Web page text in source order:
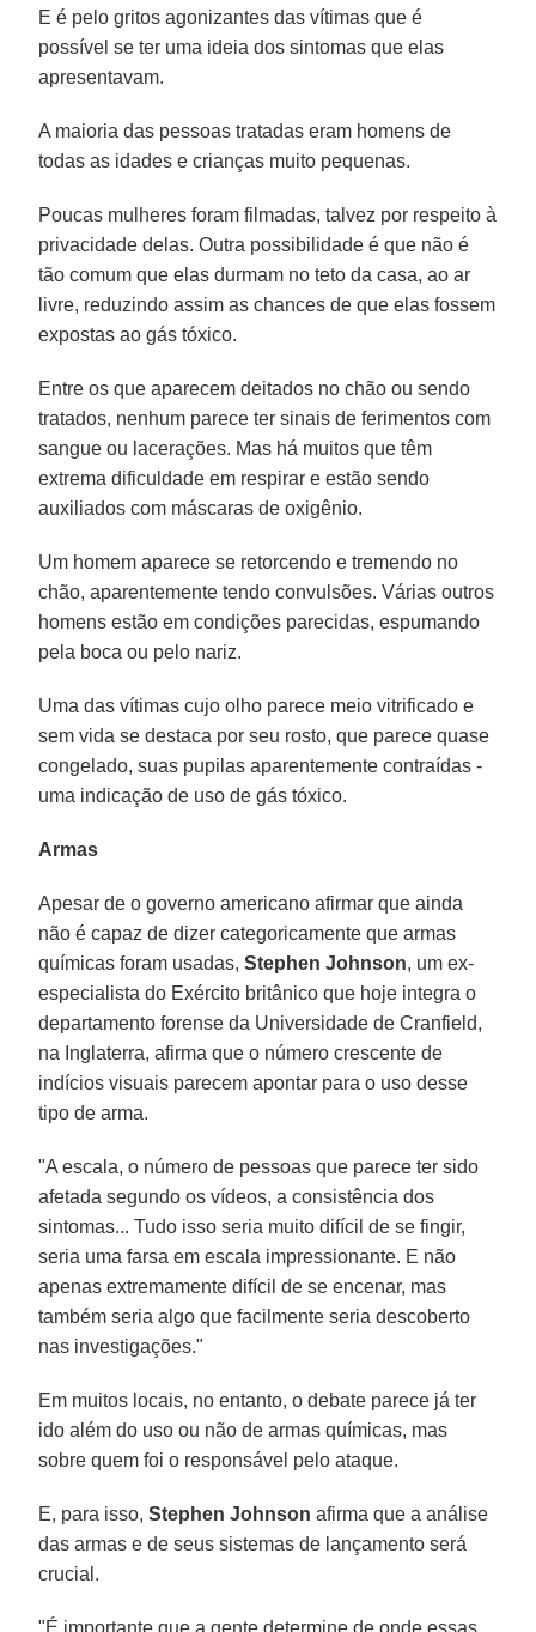
E é pelo gritos agonizantes das vítimas que é
possível se ter uma ideia dos sintomas que elas
apresentavam.
A maioria das pessoas tratadas eram homens de
todas as idades e crianças muito pequenas.
Poucas mulheres foram filmadas, talvez por respeito à
privacidade delas. Outra possibilidade é que não é
tão comum que elas durmam no teto da casa, ao ar
livre, reduzindo assim as chances de que elas fossem
expostas ao gás tóxico.
Entre os que aparecem deitados no chão ou sendo
tratados, nenhum parece ter sinais de ferimentos com
sangue ou lacerações. Mas há muitos que têm
extrema dificuldade em respirar e estão sendo
auxiliados com máscaras de oxigênio.
Um homem aparece se retorcendo e tremendo no
chão, aparentemente tendo convulsões. Várias outros
homens estão em condições parecidas, espumando
pela boca ou pelo nariz.
Uma das vítimas cujo olho parece meio vitrificado e
sem vida se destaca por seu rosto, que parece quase
congelado, suas pupilas aparentemente contraídas -
uma indicação de uso de gás tóxico.
Armas
Apesar de o governo americano afirmar que ainda
não é capaz de dizer categoricamente que armas
químicas foram usadas,Stephen Johnson, um ex-
especialista do Exército britânico que hoje integra o
departamento forense da Universidade de Cranfield,
na Inglaterra, afirma que o número crescente de
indícios visuais parecem apontar para o uso desse
tipo de arma.
"A escala, o número de pessoas que parece ter sido
afetada segundo os vídeos, a consistência dos
sintomas... Tudo isso seria muito difícil de se fingir,
seria uma farsa em escala impressionante. E não
apenas extremamente difícil de se encenar, mas
também seria algo que facilmente seria descoberto
nas investigações."
Em muitos locais, no entanto, o debate parece já ter
ido além do uso ou não de armas químicas, mas
sobre quem foi o responsável pelo ataque.
E, para isso,Stephen Johnson afirma que a análise
das armas e de seus sistemas de lançamento será
crucial.
"É importante que a gente determine de onde essas